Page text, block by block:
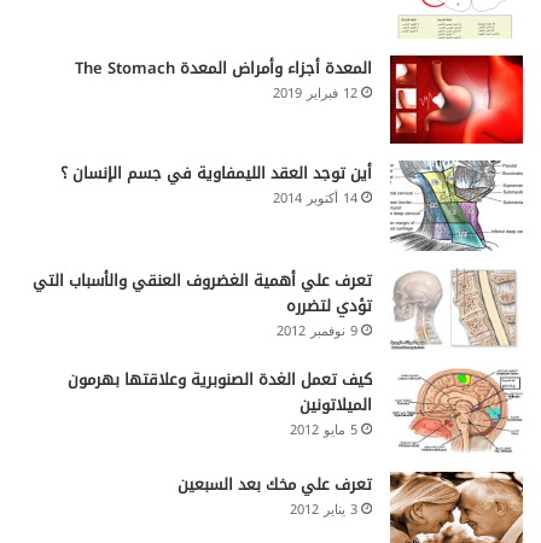
المعدة أجزاء وأمراض المعدة The Stomach
12 فبراير 2019
أين توجد العقد الليمفاوية في جسم الإنسان ؟
14 أكتوبر 2014
تعرف علي أهمية الغضروف العنقي والأسباب التي
تؤدي لتضرره
9 نوفمبر 2012
كيف تعمل الغدة الصنوبرية وعلاقتها بهرمون
الميلاتونين
5 مايو 2012
تعرف علي مخك بعد السبعين
3 يناير 2012